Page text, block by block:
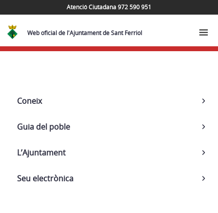
Atenció Ciutadana 972 590 951
Web oficial de l'Ajuntament de Sant Ferriol
Coneix
Guia del poble
L’Ajuntament
Seu electrònica